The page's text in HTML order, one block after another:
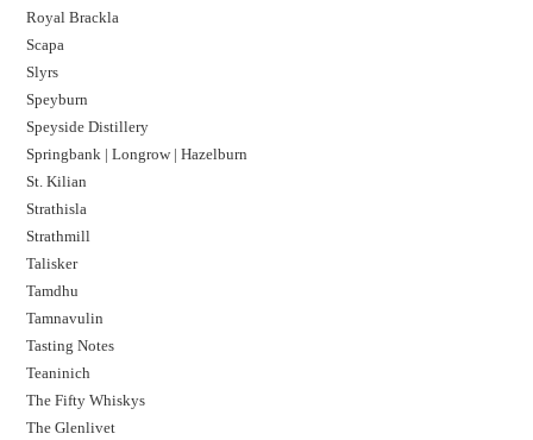
Royal Brackla
Scapa
Slyrs
Speyburn
Speyside Distillery
Springbank | Longrow | Hazelburn
St. Kilian
Strathisla
Strathmill
Talisker
Tamdhu
Tamnavulin
Tasting Notes
Teaninich
The Fifty Whiskys
The Glenlivet